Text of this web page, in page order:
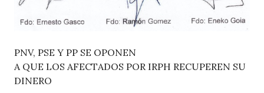
PNV, PSE Y PP SE OPONEN
A QUE LOS AFECTADOS POR IRPH RECUPEREN SU
DINERO